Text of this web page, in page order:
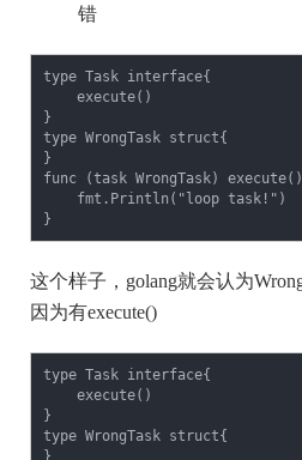
错
type Task interface{
}
type WrongTask struct{
}
func (task WrongTask)
}
这个样子，golang就会认为
因为有execute()
type Task interface{
}
type WrongTask struct{
}